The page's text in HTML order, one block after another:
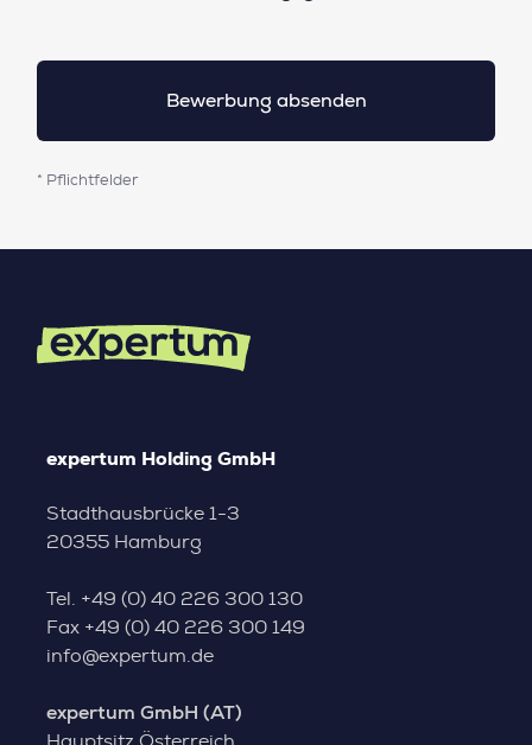
* Pflichtfelder
expertum Holding GmbH
Stadthausbrücke 1-3
20355 Hamburg
Tel. +49 (0) 40 226 300 130
Fax +49 (0) 40 226 300 149
info@expertum.de
expertum GmbH (AT)